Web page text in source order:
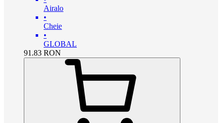
Airalo
•
Cheie
•
GLOBAL
91.83 RON